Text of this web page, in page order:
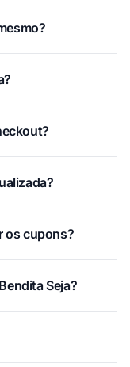
os cupons?
Seja?